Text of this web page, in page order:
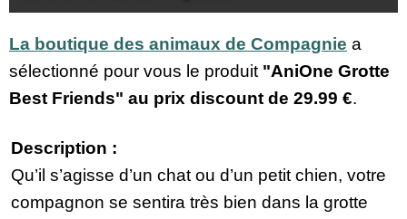
La boutique des animaux de Compagnie a
sélectionné pour vous le produit "AniOne Grotte
Best Friends" au prix discount de 29.99 €.
Description :
Qu’il s’agisse d’un chat ou d’un petit chien, votre
compagnon se sentira très bien dans la grotte